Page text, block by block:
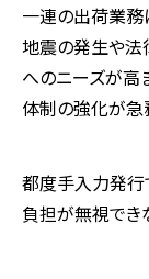
一連の出荷業務
地震の発生や法
へのニーズが高
体制の強化が急
都度手入力発行
負担が無視でき